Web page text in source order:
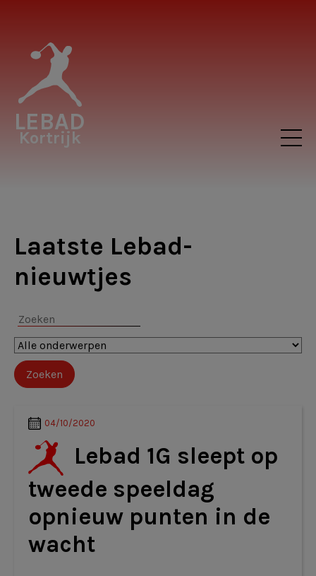
LEBAD
Kortrijk
Laatste Lebad-
nieuwtjes
04/10/2020
Lebad 1G sleept op
tweede speeldag
opnieuw punten in de
wacht